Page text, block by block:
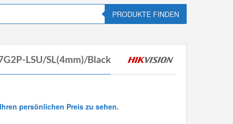
PRODUKTE FINDEN
LSU/SL(4mm)/Black
persönlichen Preis zu sehen.